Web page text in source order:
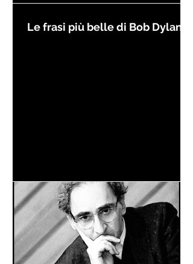
Le frasi più belle di Bob Dylan